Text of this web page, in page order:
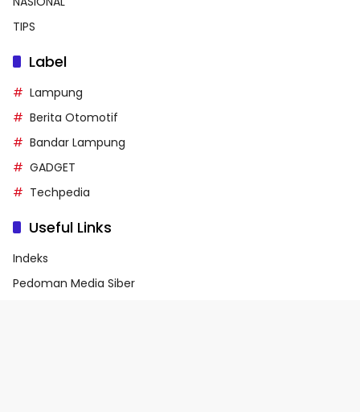
TIPS
Label
Lampung
Berita Otomotif
Bandar Lampung
GADGET
Techpedia
Useful Links
Indeks
Pedoman Media Siber